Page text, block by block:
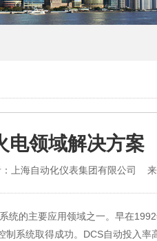
电领域解决方案
上海自动化仪表集团有限公司 来
统的主要应用领域之一。早在
系统取得成功。DCS自动投入